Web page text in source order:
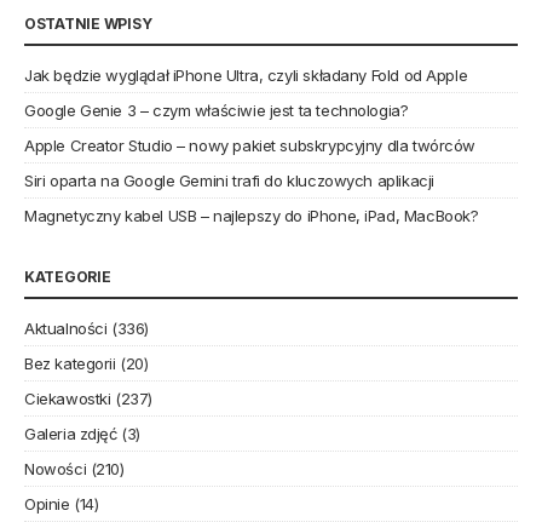
OSTATNIE WPISY
Jak będzie wyglądał iPhone Ultra, czyli składany Fold od Apple
Google Genie 3 – czym właściwie jest ta technologia?
Apple Creator Studio – nowy pakiet subskrypcyjny dla twórców
Siri oparta na Google Gemini trafi do kluczowych aplikacji
Magnetyczny kabel USB – najlepszy do iPhone, iPad, MacBook?
KATEGORIE
Aktualności (336)
Bez kategorii (20)
Ciekawostki (237)
Galeria zdjęć(3)
Nowości (210)
Opinie (14)